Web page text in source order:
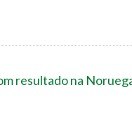
resultado na